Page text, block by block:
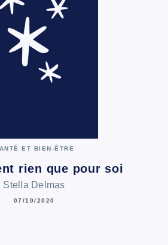
ET BIEN-ÊTRE
rien que pour soi
Stella Delmas
07/10/2020